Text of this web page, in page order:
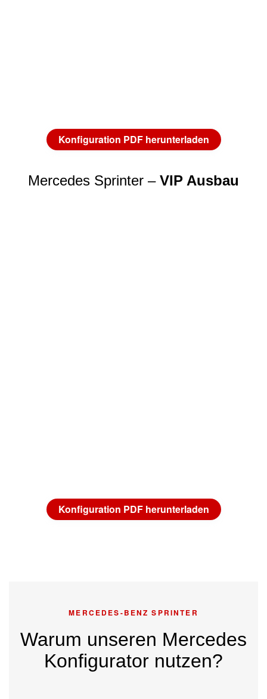
Konfiguration PDF herunterladen
Mercedes Sprinter – VIP Ausbau
Konfiguration PDF herunterladen
MERCEDES-BENZ SPRINTER
Warum unseren Mercedes
Konfigurator nutzen?